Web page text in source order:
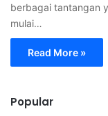
berbagai tantangan
mulai…
Read More »
Popular